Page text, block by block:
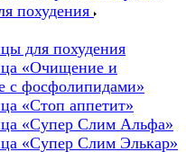
похудения
для похудения
«Очищение и
с фосфолипидами»
«Стоп аппетит»
«Супер Слим Альфа»
«Супер Слим Элькар»